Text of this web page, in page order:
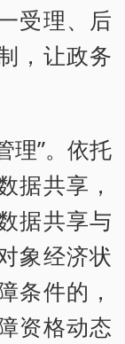
受理、后
，让政务
”。依托
据共享，
据共享与
象经济状
条件的，
资格动态